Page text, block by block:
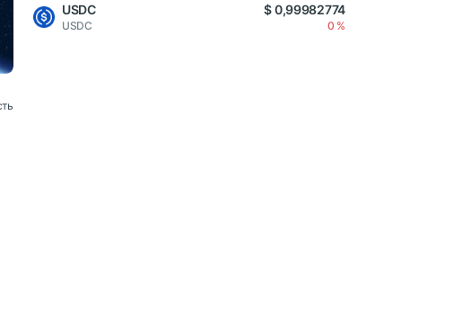
USDC
USDC
$ 0,99982774
0 %